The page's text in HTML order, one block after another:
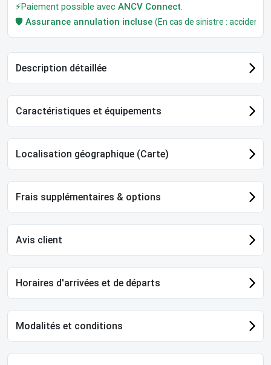
⚡Paiement possible avec ANCV Connect
🛡️ Assurance annulation incluse (En cas de sinistre : accident,
Description détaillée
Caractéristiques et équipements
Localisation géographique (Carte)
Frais supplémentaires & options
Avis client
Horaires d'arrivées et de départs
Modalités et conditions